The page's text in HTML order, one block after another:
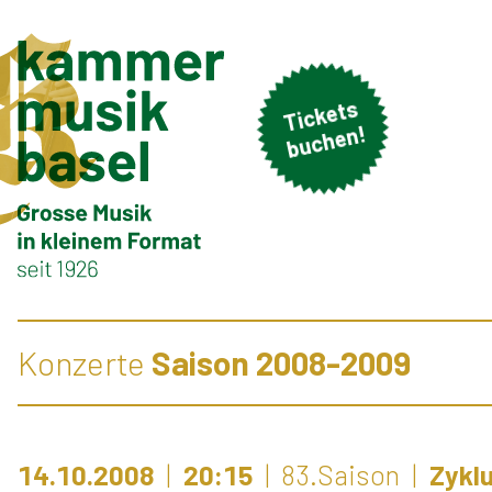
Ti
c
k
et
s
b
u
c
h
e
n!
Konzerte Saison 2008-2009
14.10.2008 20:15 83.Saison